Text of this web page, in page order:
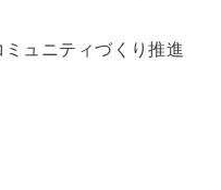
ュニティづくり推進